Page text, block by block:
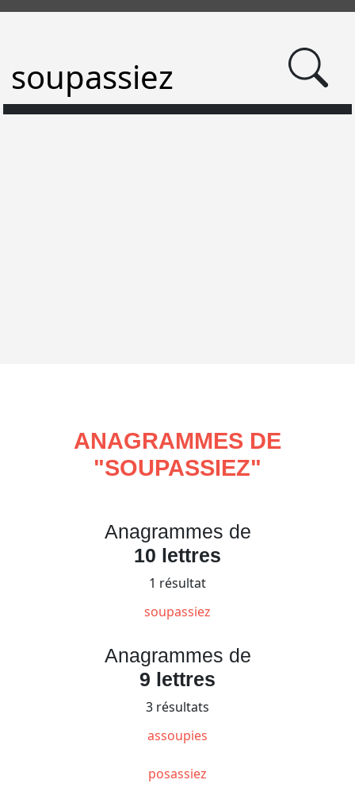
ANAGRAMMES DE
"SOUPASSIEZ"
Anagrammes de
10 lettres
1 résultat
soupassiez
Anagrammes de
9 lettres
3 résultats
assoupies
posassiez